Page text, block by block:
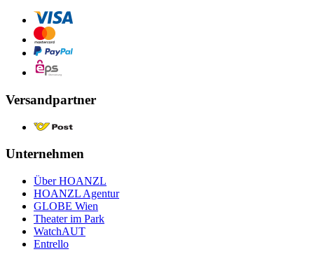
Versandpartner
Unternehmen
Über HOANZL
HOANZL Agentur
GLOBE Wien
Theater im Park
WatchAUT
Entrello